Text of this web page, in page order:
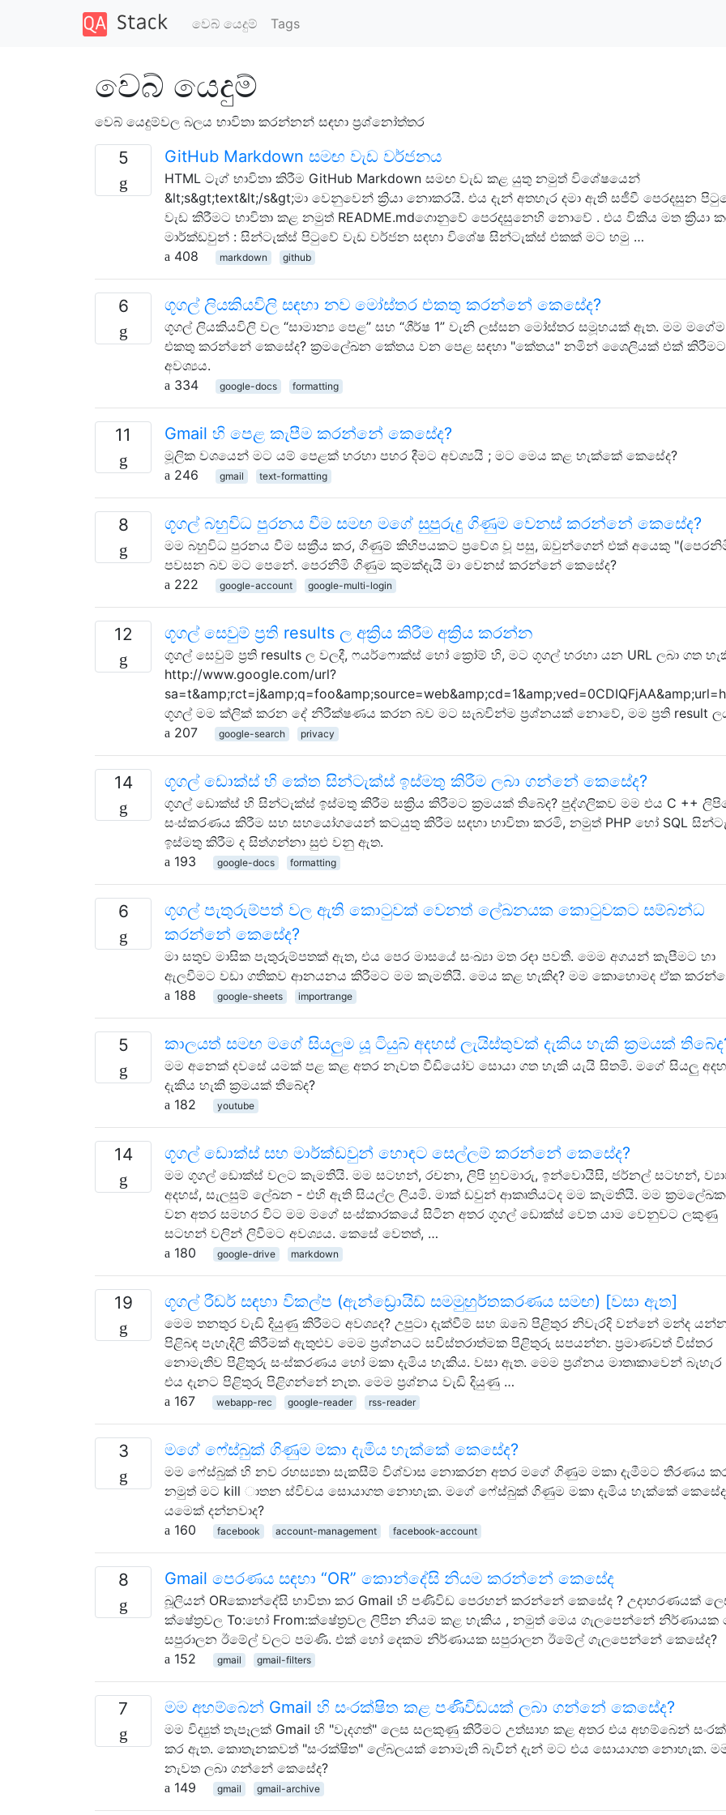
වෙබ් යෙදුම් Tags
වෙබ් යෙදුම්
වෙබ් යෙදුම්වල බලය භාවිතා කරන්නන් සඳහා ප්‍රශ්නෝත්තර
5 GitHub Markdown සමඟ වැඩ වර්ජනය
HTML ටැග් භාවිතා කිරීම GitHub Markdown සමඟ වැඩ කළ යුතු නමුත් විශේෂයෙන්
&lt;s&gt;text&lt;/s&gt;මා වෙනුවෙන් ක්‍රියා නොකරයි. එය දැන් අතහැර දමා ඇති සජීවී පෙරදසුන
වැඩ කිරීමට භාවිතා කළ නමුත් README.mdගොනුවේ පෙරදසුනෙහි නොවේ . එය විකිය මත ක්‍රියා
මාර්ක්ඩවුන් : සින්ටැක්ස් පිටුවේ වැඩ වර්ජන සඳහා විශේෂ සින්ටැක්ස් එකක් මට හමු …
408
markdown github
6 ගූගල් ලියකියවිලි සඳහා නව මෝස්තර එකතු කරන්නේ කෙසේද?
ගූගල් ලියකියවිලි වල “සාමාන්‍ය පෙළ” සහ “ශීර්ෂ 1” වැනි ලස්සන මෝස්තර සමූහයක් ඇත. මම මගේම
එකතු කරන්නේ කෙසේද? ක්‍රමලේඛන කේතය වන පෙළ සඳහා "කේතය" නමින් ශෛලියක් එක්
අවශ්‍යය.
334
google-docs formatting
11 Gmail හි පෙළ කැපීම කරන්නේ කෙසේද?
මූලික වශයෙන් මට යම් පෙළක් හරහා පහර දීමට අවශ්‍යයි ; මට මෙය කළ හැක්කේ කෙසේද?
246
gmail text-formatting
8 ගූගල් බහුවිධ පුරනය වීම සමඟ මගේ සුපුරුදු ගිණුම වෙනස් කරන්නේ කෙසේද?
මම බහුවිධ පුරනය වීම සක්‍රීය කර, ගිණුම් කිහිපයකට ප්‍රවේශ වූ පසු, ඔවුන්ගෙන් එක් අයෙකු
පවසන බව මට පෙනේ. පෙරනිමි ගිණුම කුමක්දැයි මා වෙනස් කරන්නේ කෙසේද?
222
google-account google-multi-login
12 ගූගල් සෙවුම් ප්‍රති results ල අක්‍රිය කිරීම අක්‍රිය කරන්න
ගූගල් සෙවුම් ප්‍රති results ල වලදී, ෆයර්ෆොක්ස් හෝ ක්‍රෝම් හි, මට ගූගල් හරහා යන URL ලබා ගත
http://www.google.com/url?
ගූගල් මම ක්ලික් කරන දේ නිරීක්ෂණය කරන බව මට සැබවින්ම ප්‍රශ්නයක් නොවේ, මම ප්‍රති result
207
google-search privacy
14 ගූගල් ඩොක්ස් හි කේත සින්ටැක්ස් ඉස්මතු කිරීම ලබා ගන්නේ කෙසේද?
ගූගල් ඩොක්ස් හි සින්ටැක්ස් ඉස්මතු කිරීම සක්‍රිය කිරීමට ක්‍රමයක් තිබේද? පුද්ගලිකව මම එය C ++
සංස්කරණය කිරීම සහ සහයෝගයෙන් කටයුතු කිරීම සඳහා භාවිතා කරමි, නමුත් PHP හෝ SQL
ඉස්මතු කිරීම ද සිත්ගන්නා සුළු වනු ඇත.
193
google-docs formatting
6
ගූගල් පැතුරුම්පත් වල ඇති කොටුවක් වෙනත් ලේඛනයක කොටුවකට සම්බන්ධ
කරන්නේ කෙසේද?
මා සතුව මාසික පැතුරුම්පතක් ඇත, එය පෙර මාසයේ සංඛ්‍යා මත රඳා පවතී. මෙම අගයන් කැපීමට හා
ඇලවීමට වඩා ගතිකව ආනයනය කිරීමට මම කැමතියි. මෙය කළ හැකිද? මම කොහොමද ඒක
188
google-sheets importrange
5 කාලයත් සමඟ මගේ සියලුම යූ ටියුබ් අදහස් ලැයිස්තුවක් දැකිය හැකි ක්‍රමයක්
මම අනෙක් දවසේ යමක් පළ කළ අතර නැවත වීඩියෝව සොයා ගත හැකි යැයි සිතමි. මගේ සියලු
දැකිය හැකි ක්‍රමයක් තිබේද?
182
youtube
14 ගූගල් ඩොක්ස් සහ මාර්ක්ඩවුන් හොඳට සෙල්ලම් කරන්නේ කෙසේද?
මම ගූගල් ඩොක්ස් වලට කැමතියි. මම සටහන්, රචනා, ලිපි හුවමාරු, ඉන්වොයිසි, ජර්නල් සටහන්,
අදහස්, සැලසුම් ලේඛන - එහි ඇති සියල්ල ලියමි. මාක් ඩවුන් ආකෘතියටද මම කැමතියි. මම
වන අතර සමහර විට මම මගේ සංස්කාරකයේ සිටින අතර ගූගල් ඩොක්ස් වෙත යාම වෙනුවට ලකුණු
සටහන් වලින් ලිවීමට අවශ්‍යය. කෙසේ වෙතත්, …
180
google-drive markdown
19 ගූගල් රීඩර් සඳහා විකල්ප (ඇන්ඩ්‍රොයිඩ් සමමුහුර්තකරණය සමඟ) [වසා ඇත]
මෙම තනතුර වැඩි දියුණු කිරීමට අවශ්‍යද? උපුටා දැක්වීම් සහ ඔබේ පිළිතුර නිවැරදි වන්නේ මන්ද
පිළිබඳ පැහැදිලි කිරීමක් ඇතුළුව මෙම ප්‍රශ්නයට සවිස්තරාත්මක පිළිතුරු සපයන්න. ප්‍රමාණවත් විස්තර
නොමැතිව පිළිතුරු සංස්කරණය හෝ මකා දැමිය හැකිය. වසා ඇත. මෙම ප්‍රශ්නය මාතෘකාවෙන් බැහැර
එය දැනට පිළිතුරු පිළිගන්නේ නැත. මෙම ප්‍රශ්නය වැඩි දියුණු …
167
webapp-rec google-reader rss-reader
3 මගේ ෆේස්බුක් ගිණුම මකා දැමිය හැක්කේ කෙසේද?
මම ෆේස්බුක් හි නව රහස්‍යතා සැකසීම් විශ්වාස නොකරන අතර මගේ ගිණුම මකා දැමීමට තීරණය
නමුත් මට kill ාතන ස්විචය සොයාගත නොහැක. මගේ ෆේස්බුක් ගිණුම මකා දැමිය හැක්කේ
යමෙක් දන්නවාද?
160
facebook account-management facebook-account
8 Gmail පෙරණය සඳහා “OR” කොන්දේසි නියම කරන්නේ කෙසේද
බූලියන් ORකොන්දේසි භාවිතා කර Gmail හි පණිවිඩ පෙරහන් කරන්නේ කෙසේද ? උදාහරණයක්
ක්ෂේත්‍රවල To:හෝ From:ක්ෂේත්‍රවල ලිපින නියම කළ හැකිය , නමුත් මෙය ගැලපෙන්නේ නිර්ණායක
සපුරාලන ඊමේල් වලට පමණි. එක් හෝ දෙකම නිර්ණායක සපුරාලන ඊමේල් ගැලපෙන්නේ කෙසේද?
152
gmail gmail-filters
7 මම අහම්බෙන් Gmail හි සංරක්ෂිත කළ පණිවිඩයක් ලබා ගන්නේ කෙසේද?
මම විද්‍යුත් තැපෑලක් Gmail හි "වැදගත්" ලෙස සලකුණු කිරීමට උත්සාහ කළ අතර එය අහම්බෙන්
කර ඇත. කොතැනකවත් "සංරක්ෂිත" ලේබලයක් නොමැති බැවින් දැන් මට එය සොයාගත නොහැක.
නැවත ලබා ගන්නේ කෙසේද?
149
gmail gmail-archive